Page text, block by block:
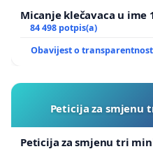
Micanje klečavaca u ime
84 498 potpis(a)
Obavijest o
Peticija za smjenu
Peticija za smjenu tri